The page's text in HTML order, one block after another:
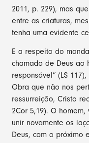
2011, p. 229), mas
entre as criaturas,
tenha uma evidente
E a respeito do
chamado de Deus ao
responsável” (LS
Obra que não nos
ressurreição, Cristo
2Cor 5,19). O
unir novamente os
Deus, com o próximo